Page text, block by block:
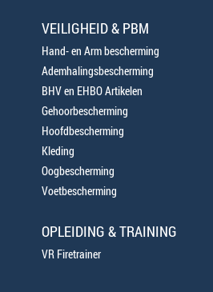
VEILIGHEID & PBM
Hand- en Arm bescherming
Ademhalingsbescherming
BHV en EHBO Artikelen
Gehoorbescherming
Hoofdbescherming
Kleding
Oogbescherming
Voetbescherming
OPLEIDING & TRAINING
VR Firetrainer